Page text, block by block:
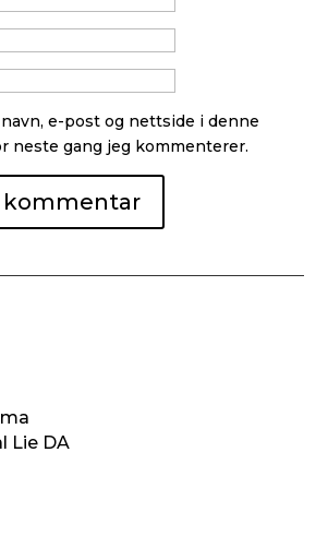
e-post og nettside i denne
neste gang jeg kommenterer.
Lie DA